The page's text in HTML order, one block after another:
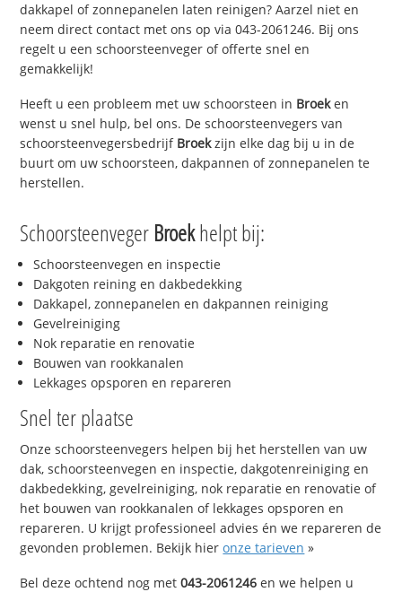
dakkapel of zonnepanelen laten reinigen? Aarzel niet en
neem direct contact met ons op via 043-2061246. Bij ons
regelt u een schoorsteenveger of offerte snel en
gemakkelijk!
Heeft u een probleem met uw schoorsteen in Broeken
wenst u snel hulp, bel ons. De schoorsteenvegers van
schoorsteenvegersbedrijf Broekzijn elke dag bij u in de
buurt om uw schoorsteen, dakpannen of zonnepanelen te
herstellen.
Schoorsteenveger Broekhelpt bij:
Schoorsteenvegen en inspectie
Dakgoten reining en dakbedekking
Dakkapel, zonnepanelen en dakpannen reiniging
Gevelreiniging
Nok reparatie en renovatie
Bouwen van rookkanalen
Lekkages opsporen en repareren
Snel ter plaatse
Onze schoorsteenvegers helpen bij het herstellen van uw
dak, schoorsteenvegen en inspectie, dakgotenreiniging en
dakbedekking, gevelreiniging, nok reparatie en renovatie of
het bouwen van rookkanalen of lekkages opsporen en
repareren. U krijgt professioneel advies én we repareren de
gevonden problemen. Bekijk hieronze tarieven »
Bel deze ochtend nog met043-2061246 en we helpen u